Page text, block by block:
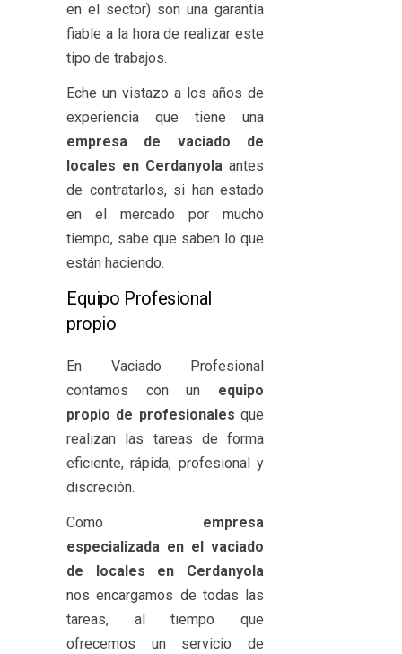
en el sector) son una garantía
fiable a la hora de realizar este
tipo de trabajos.
Eche un vistazo a los años de
experiencia que tiene una
empresa de vaciado de
locales en Cerdanyola antes
de contratarlos, si han estado
en el mercado por mucho
tiempo, sabe que saben lo que
están haciendo.
Equipo Profesional
propio
En Vaciado Profesional
contamos con un equipo
propio de profesionales que
realizan las tareas de forma
eficiente, rápida, profesional y
discreción.
Como empresa
especializada en el vaciado
de locales en Cerdanyola
nos encargamos de todas las
tareas, al tiempo que
ofrecemos un servicio de